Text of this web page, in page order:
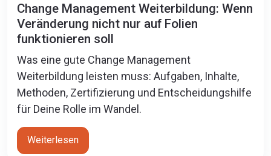
Change Management Weiterbildung: Wenn
Veränderung nicht nur auf Folien
funktionieren soll
Was eine gute Change Management
Weiterbildung leisten muss: Aufgaben, Inhalte,
Methoden, Zertifizierung und Entscheidungshilfe
für Deine Rolle im Wandel.
Weiterlesen